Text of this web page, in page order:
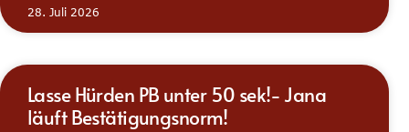
28. Juli 2026
Lasse Hürden PB unter 50 sek!- Jana
läuft Bestätigungsnorm!